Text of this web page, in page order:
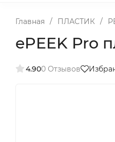
Главная / ПЛАСТИК /
ePEEK Pro
4.900 Отзывов